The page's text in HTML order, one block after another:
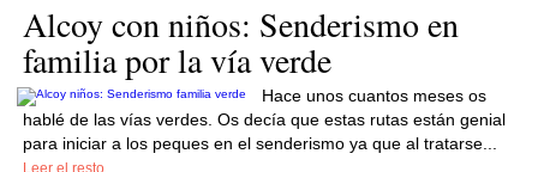
Alcoy con niños: Senderismo en
familia por la vía verde
Hace unos cuantos meses os
hablé de las vías verdes. Os decía que estas rutas están genial
para iniciar a los peques en el senderismo ya que al tratarse...
Leer el resto